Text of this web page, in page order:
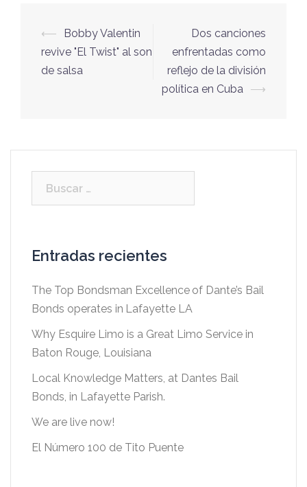
Navegación
de
entradas
⟵
Bobby Valentin
revive "El Twist" al son
de salsa
Dos canciones
enfrentadas como
reflejo de la división
política en Cuba ⟶
Entradas recientes
The Top Bondsman Excellence of Dante’s Bail
Bonds operates in Lafayette LA
Why Esquire Limo is a Great Limo Service in
Baton Rouge, Louisiana
Local Knowledge Matters, at Dantes Bail
Bonds, in Lafayette Parish.
We are live now!
El Número 100 de Tito Puente